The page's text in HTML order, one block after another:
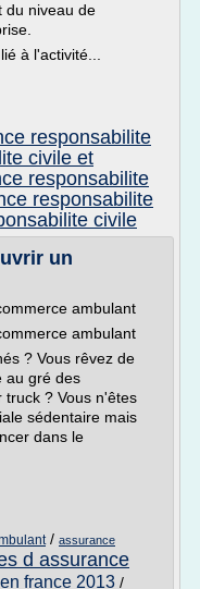
du niveau de
à l'activité...
responsabilite
civile et
responsabilite
responsabilite
civile
un
ambulant
ambulant
? Vous rêvez de
au gré des
? Vous n'êtes
sédentaire mais
dans le
/ assurance
d assurance
france 2013 /